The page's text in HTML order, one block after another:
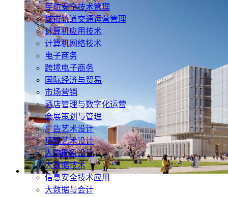
民航安全技术管理
城市轨道交通运营管理
计算机应用技术
计算机网络技术
电子商务
跨境电子商务
国际经济与贸易
市场营销
酒店管理与数字化运营
会展策划与管理
广告艺术设计
环境艺术设计
人物形象设计
大数据技术
信息安全技术应用
大数据与会计